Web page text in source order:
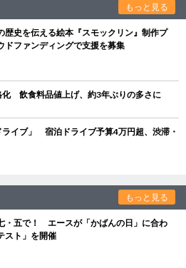
もっと見る
歴史を伝える絵本『スモックリン』制作プ
ファンディングで支援を募集
化 飲食料品値上げ、約3年ぶりの多さに
イブ」 宿泊ドライブ予算4万円超、渋滞・
もっと見る
・五で！ エースが「かばんの日」に合わ
スト」を開催